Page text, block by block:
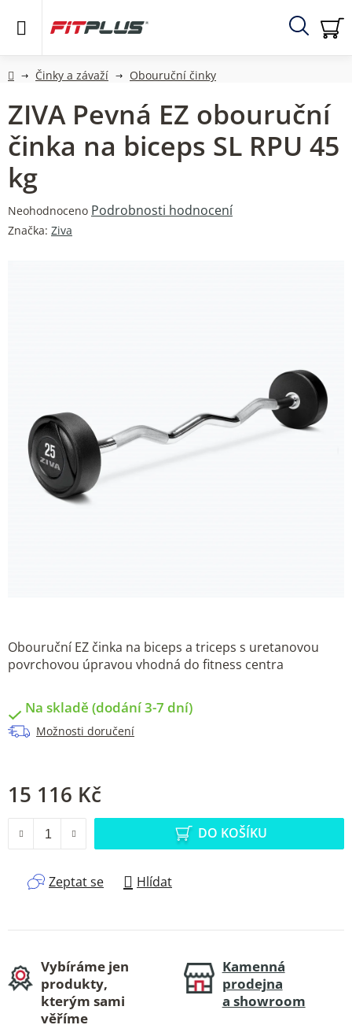
Hledat
DomůČinky a závaží Obouruční činky
Obouruční EZ činka na biceps a triceps s uretanovou
povrchovou úpravou vhodná do fitness centra
Na skladě (dodání 3-7 dní)
Možnosti doručení
15 116 Kč
DO KOŠÍKU
Zeptat se Hlídat
ZIVA Pevná EZ obouruční
činka na biceps SL RPU 45
kg
Průměrné
hodnocení
Neohodnoceno Podrobnosti hodnocení
Značka: Ziva
Vybíráme jen
produkty,
kterým sami
věříme
Kamenná
prodejna
a showroom